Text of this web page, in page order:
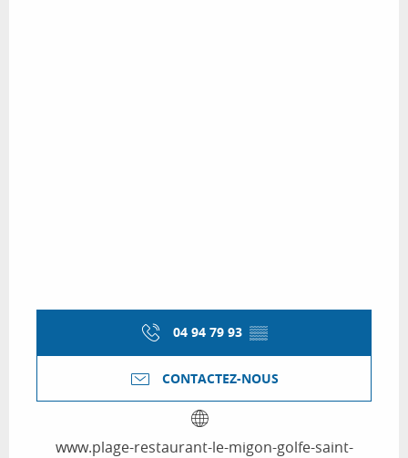
04 94 79 93 ▒▒
CONTACTEZ-NOUS
www.plage-restaurant-le-migon-golfe-saint-